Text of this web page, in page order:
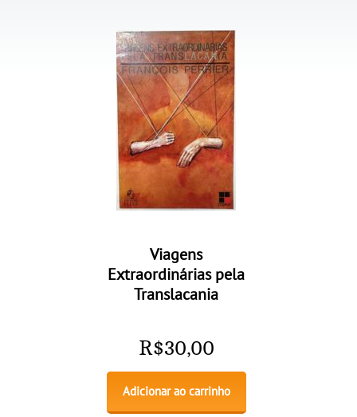
Viagens
Extraordinárias pela
Translacania
R$30,00
Adicionar ao carrinho